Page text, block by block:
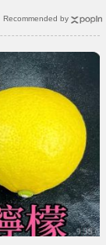
Recommended by